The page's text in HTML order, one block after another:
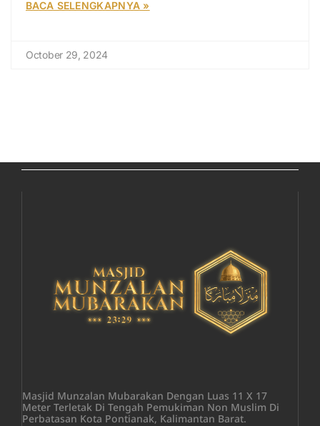
BACA SELENGKAPNYA »
October 29, 2024
Masjid Munzalan Mubarakan Dengan Luas 11 X 17
Meter Terletak Di Tengah Pemukiman Non Muslim Di
Perbatasan Kota Pontianak, Kalimantan Barat.